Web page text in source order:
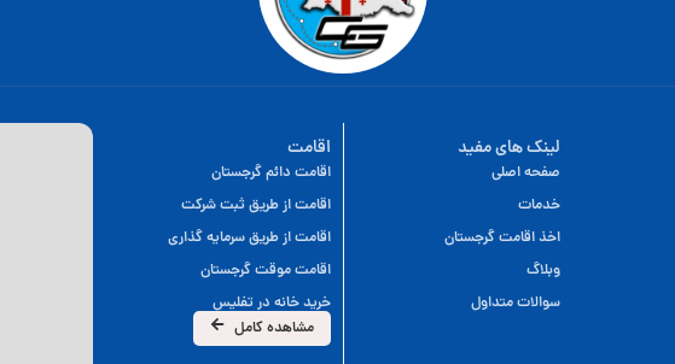
اقامت
اقامت دائم گرجستان
اقامت از طریق ثبت شرکت
اقامت از طریق سرمایه گذاری
اقامت موقت گرجستان
خرید خانه در تفلیس
مشاهده کامل
لینک های مفید
صفحه اصلی
خدمات
اخذ اقامت گرجستان
وبلاگ
سوالات متداول